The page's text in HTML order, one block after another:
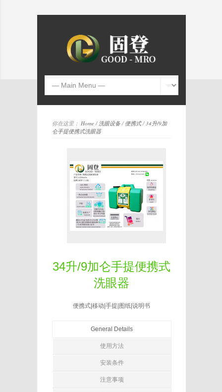
你在这里： Home/ 洗眼设备/ 便携式/ 34升/9加
仑手提便携式洗眼器
34升/9加仑手提便携式
洗眼器
便携式|移动|手提|图纸|说明书
General Details
使用方法
安装条件
注意事项